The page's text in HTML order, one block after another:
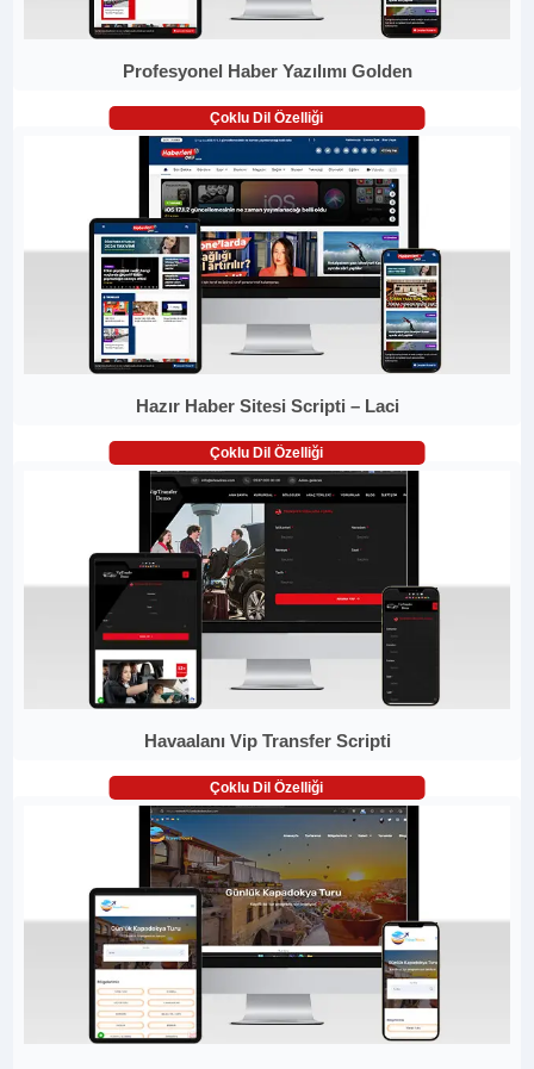
Profesyonel Haber Yazılımı Golden
Çoklu Dil Özelliği
Hazır Haber Sitesi Scripti – Laci
Çoklu Dil Özelliği
Havaalanı Vip Transfer Scripti
Çoklu Dil Özelliği